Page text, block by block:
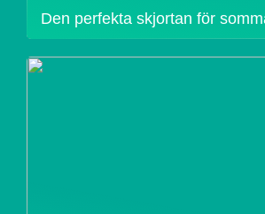
Den perfekta skjortan för